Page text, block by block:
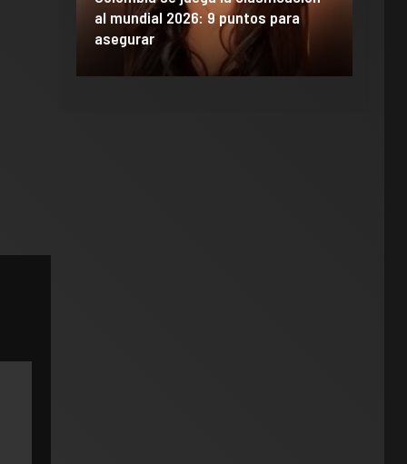
al mundial 2026: 9 puntos para
asegurar